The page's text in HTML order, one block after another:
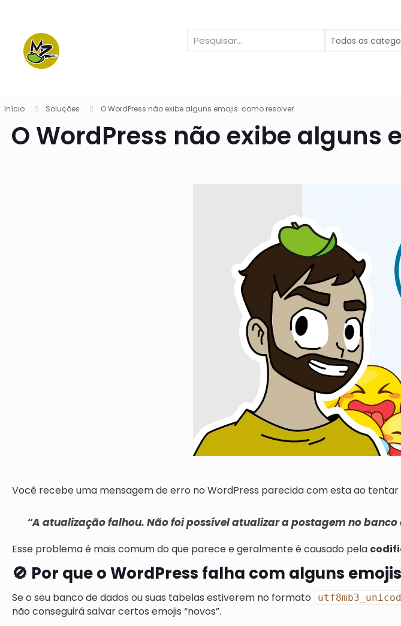
Início Soluções O WordPress não exibe alguns emojis: como resolver
O WordPress não exibe alguns
Você recebe uma mensagem de erro no WordPress parecida com esta ao
“A atualização falhou. Não foi possível atualizar a postagem no banco
Esse problema é mais comum do que parece e geralmente é causado pela
🚫 Por que o WordPress falha com alguns
Se o seu banco de dados ou suas tabelas estiverem no formato
não conseguirá salvar certos emojis “novos”.